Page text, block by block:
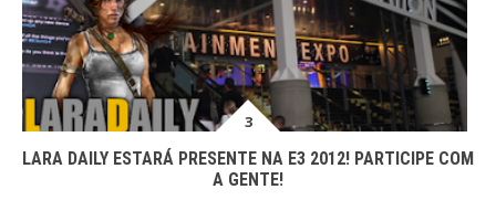
LARA DAILY ESTARÁ PRESENTE NA E3 2012! PARTICIPE COM
A GENTE!